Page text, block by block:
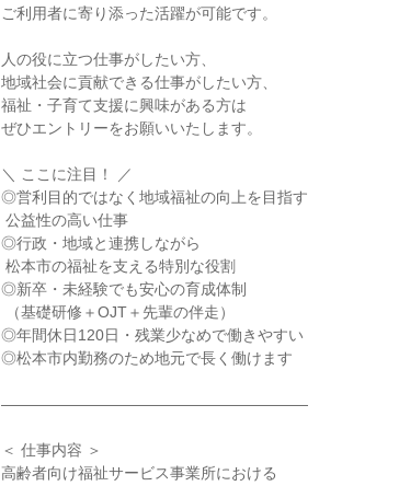
ご利用者に寄り添った活躍が可能です。
人の役に立つ仕事がしたい方、
地域社会に貢献できる仕事がしたい方、
福祉・子育て支援に興味がある方は
ぜひエントリーをお願いいたします。
＼ ここに注目！ ／
◎営利目的ではなく地域福祉の向上を目指す
◎行政・地域と連携しながら
◎新卒・未経験でも安心の育成体制
◎年間休日120日・残業少なめで働きやすい
◎松本市内勤務のため地元で長く働けます
――――――――――――――――――――
＜ 仕事内容 ＞
高齢者向け福祉サービス事業所における